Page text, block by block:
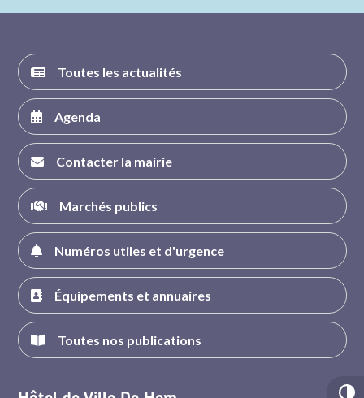
Toutes les actualités
Agenda
Contacter la mairie
Marchés publics
Numéros utiles et d'urgence
Équipements et annuaires
Toutes nos publications